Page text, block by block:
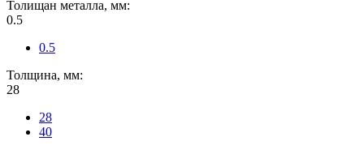
Толищан металла, мм:
0.5
0.5
Толщина, мм:
28
28
40